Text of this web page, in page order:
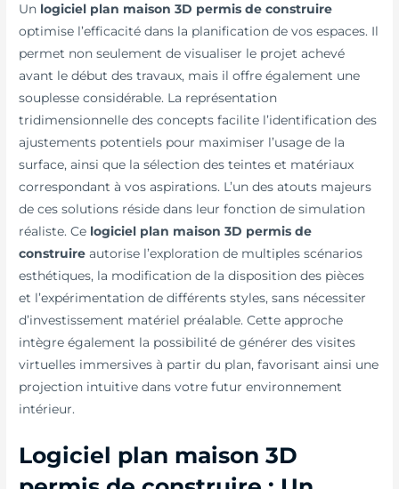
Un logiciel plan maison 3D permis de construire
optimise l’efficacité dans la planification de vos espaces. Il
permet non seulement de visualiser le projet achevé
avant le début des travaux, mais il offre également une
souplesse considérable. La représentation
tridimensionnelle des concepts facilite l’identification des
ajustements potentiels pour maximiser l’usage de la
surface, ainsi que la sélection des teintes et matériaux
correspondant à vos aspirations. L’un des atouts majeurs
de ces solutions réside dans leur fonction de simulation
réaliste. Ce logiciel plan maison 3D permis de
construireautorise l’exploration de multiples scénarios
esthétiques, la modification de la disposition des pièces
et l’expérimentation de différents styles, sans nécessiter
d’investissement matériel préalable. Cette approche
intègre également la possibilité de générer des visites
virtuelles immersives à partir du plan, favorisant ainsi une
projection intuitive dans votre futur environnement
intérieur.
Logiciel plan maison 3D